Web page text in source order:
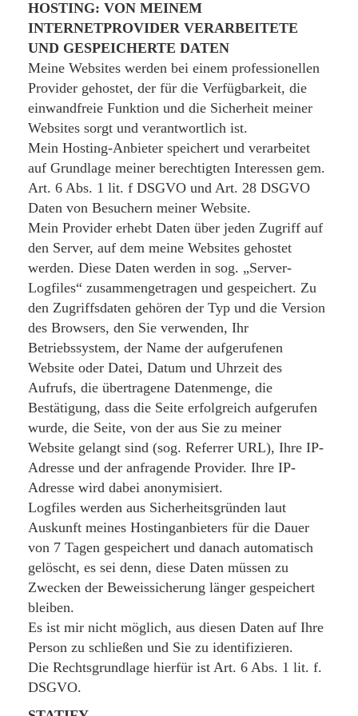
HOSTING: VON MEINEM
INTERNETPROVIDER VERARBEITETE
UND GESPEICHERTE DATEN
Meine Websites werden bei einem professionellen
Provider gehostet, der für die Verfügbarkeit, die
einwandfreie Funktion und die Sicherheit meiner
Websites sorgt und verantwortlich ist.
Mein Hosting-Anbieter speichert und verarbeitet
auf Grundlage meiner berechtigten Interessen gem.
Art. 6 Abs. 1 lit. f DSGVO und Art. 28 DSGVO
Daten von Besuchern meiner Website.
Mein Provider erhebt Daten über jeden Zugriff auf
den Server, auf dem meine Websites gehostet
werden. Diese Daten werden in sog. „Server-
Logfiles“ zusammengetragen und gespeichert. Zu
den Zugriffsdaten gehören der Typ und die Version
des Browsers, den Sie verwenden, Ihr
Betriebssystem, der Name der aufgerufenen
Website oder Datei, Datum und Uhrzeit des
Aufrufs, die übertragene Datenmenge, die
Bestätigung, dass die Seite erfolgreich aufgerufen
wurde, die Seite, von der aus Sie zu meiner
Website gelangt sind (sog. Referrer URL), Ihre IP-
Adresse und der anfragende Provider. Ihre IP-
Adresse wird dabei anonymisiert.
Logfiles werden aus Sicherheitsgründen laut
Auskunft meines Hostinganbieters für die Dauer
von 7 Tagen gespeichert und danach automatisch
gelöscht, es sei denn, diese Daten müssen zu
Zwecken der Beweissicherung länger gespeichert
bleiben.
Es ist mir nicht möglich, aus diesen Daten auf Ihre
Person zu schließen und Sie zu identifizieren.
Die Rechtsgrundlage hierfür ist Art. 6 Abs. 1 lit. f.
DSGVO.